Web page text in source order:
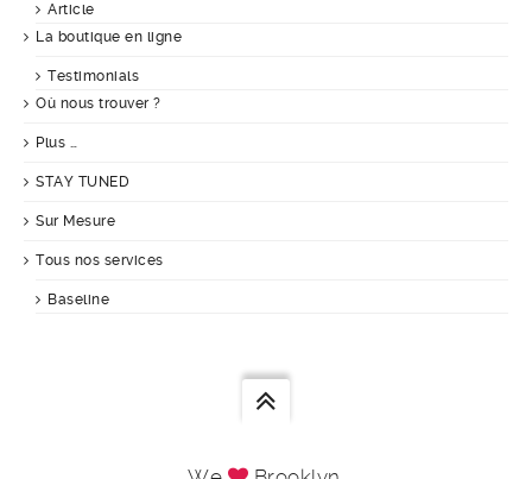
Article
La boutique en ligne
Testimonials
Où nous trouver ?
Plus …
STAY TUNED
Sur Mesure
Tous nos services
Baseline